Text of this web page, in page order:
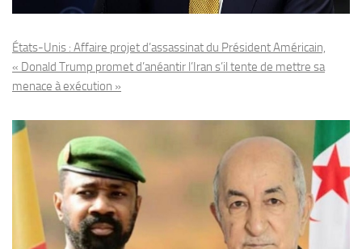
États-Unis : Affaire projet d’assassinat du Président Américain,
« Donald Trump promet d’anéantir l’Iran s’il tente de mettre sa
menace à exécution »